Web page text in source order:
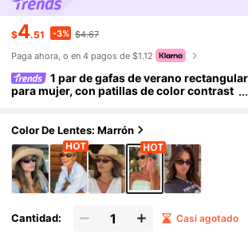
$4.51 -3% $4.67
Paga ahora, o en 4 pagos de $1.12
1 par de gafas de verano
para mujer, con patillas de color contrast
playa y escuela. Decoración de patillas con
rma ovalada
Color De Lentes: Marrón
Cantidad: Casi agotado